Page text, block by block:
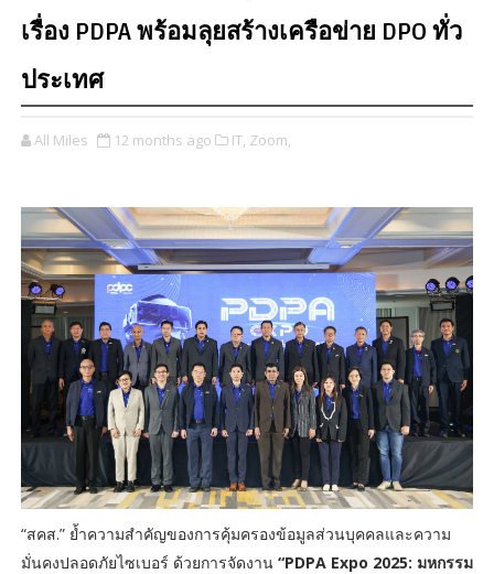
เรื่อง PDPA พร้อมลุยสร้างเครือข่าย DPO ทั่ว
ประเทศ
All Miles 12 months ago IT, Zoom,
“สคส.” ย้ำความสำคัญของการคุ้มครองข้อมูลส่วนบุคคลและความ
มั่นคงปลอดภัยไซเบอร์ ด้วยการจัดงาน “PDPA Expo 2025: มหกรรม